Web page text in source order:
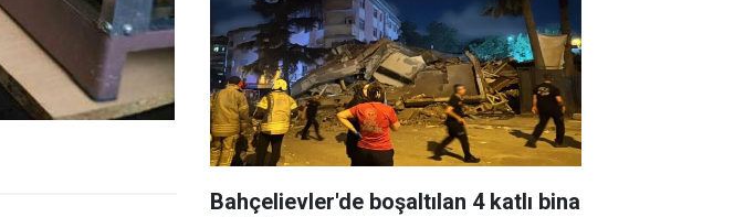
Bahçelievler'de boşaltılan 4 katlı bina